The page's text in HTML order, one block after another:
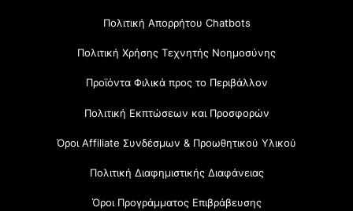
Πολιτική Απορρήτου Chatbots
Πολιτική Χρήσης Τεχνητής Νοημοσύνης
Προϊόντα Φιλικά προς το Περιβάλλον
Πολιτική Εκπτώσεων και Προσφορών
Όροι Affiliate Συνδέσμων & Προωθητικού Υλικού
Πολιτική Διαφημιστικής Διαφάνειας
Όροι Προγράμματος Επιβράβευσης